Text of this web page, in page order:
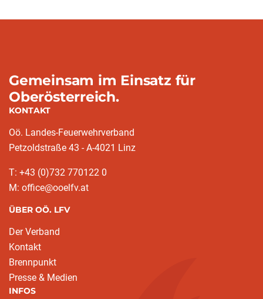
Gemeinsam im Einsatz für
Oberösterreich.
KONTAKT
Oö. Landes-Feuerwehrverband
Petzoldstraße 43 - A-4021 Linz
T: +43 (0)732 770122 0
M: office@ooelfv.at
ÜBER OÖ. LFV
Der Verband
Kontakt
Brennpunkt
Presse & Medien
INFOS